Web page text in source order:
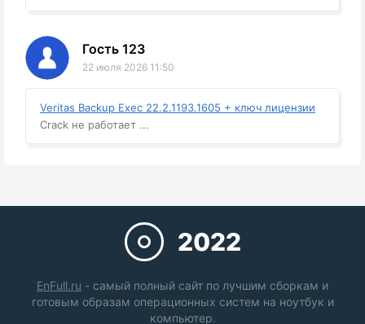
Гость 123
22 июля 2026 11:50
Veritas Backup Exec 22.2.1193.1605 + ключ лицензии
Crack не работает ...
2022
EnFull.ru - самый полный сайт по лучшим сборкам и
готовым образам операционных систем на ноутбук и
компьютер.